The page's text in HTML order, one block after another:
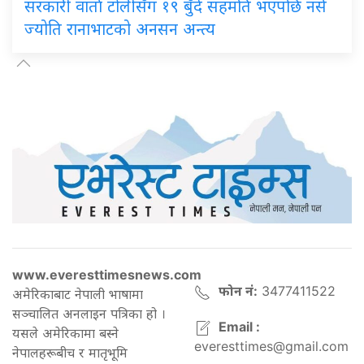
सरकारी वार्ता टोलीसँग १९ बुँदे सहमति भएपछि नर्स
ज्योति रानाभाटको अनसन अन्त्य
www.everesttimesnews.com
अमेरिकाबाट नेपाली भाषामा
सञ्चालित अनलाइन पत्रिका हो ।
यसले अमेरिकामा बस्ने
नेपालहरूबीच र मातृभूमि
फोन नं: 3477411522
Email :
everesttimes@gmail.com